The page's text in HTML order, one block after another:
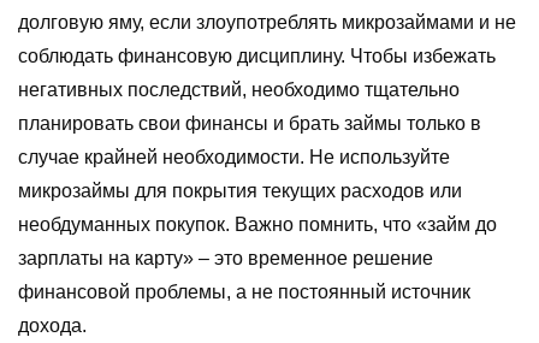
долговую яму, если злоупотреблять микрозаймами и не
соблюдать финансовую дисциплину. Чтобы избежать
негативных последствий, необходимо тщательно
планировать свои финансы и брать займы только в
случае крайней необходимости. Не используйте
микрозаймы для покрытия текущих расходов или
необдуманных покупок. Важно помнить, что «займ до
зарплаты на карту» – это временное решение
финансовой проблемы, а не постоянный источник
дохода.